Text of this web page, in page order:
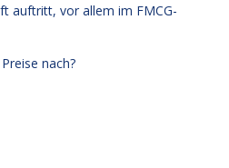
auftritt, vor allem im FMCG-
nach?